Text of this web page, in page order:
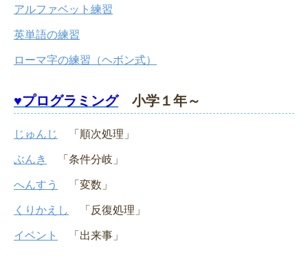
アルファベット練習
英単語の練習
ローマ字の練習（ヘボン式）
♥プログラミング小学１年～
じゅんじ 「順次処理」
ぶんき 「条件分岐」
へんすう 「変数」
くりかえし 「反復処理」
イベント 「出来事」